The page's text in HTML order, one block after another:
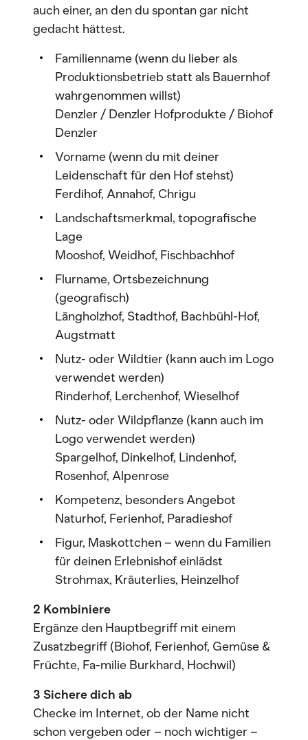
auch einer, an den du spontan gar nicht
gedacht hättest.
Familienname (wenn du lieber als
Produktionsbetrieb statt als Bauernhof
wahrgenommen willst)
Denzler / Denzler Hofprodukte / Biohof
Denzler
Vorname (wenn du mit deiner
Leidenschaft für den Hof stehst)
Ferdihof, Annahof, Chrigu
Landschaftsmerkmal, topografische
Lage
Mooshof, Weidhof, Fischbachhof
Flurname, Ortsbezeichnung
(geografisch)
Längholzhof, Stadthof, Bachbühl-Hof,
Augstmatt
Nutz- oder Wildtier (kann auch im Logo
verwendet werden)
Rinderhof, Lerchenhof, Wieselhof
Nutz- oder Wildpflanze (kann auch im
Logo verwendet werden)
Spargelhof, Dinkelhof, Lindenhof,
Rosenhof, Alpenrose
Kompetenz, besonders Angebot
Naturhof, Ferienhof, Paradieshof
Figur, Maskottchen – wenn du Familien
für deinen Erlebnishof einlädst
Strohmax, Kräuterlies, Heinzelhof
2 Kombiniere
Ergänze den Hauptbegriff mit einem
Zusatzbegriff (Biohof, Ferienhof, Gemüse &
Früchte, Fa-milie Burkhard, Hochwil)
3 Sichere dich ab
Checke im Internet, ob der Name nicht
schon vergeben oder – noch wichtiger –